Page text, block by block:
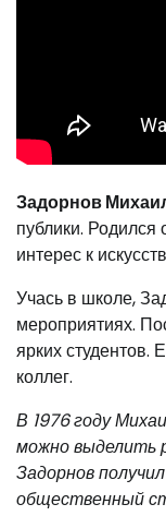
Задорнов
публики. Родился
интерес к
Учась в школе,
мероприятиях.
ярких студентов.
коллег.
В 1976 году
можно выделить
Задорнов
общественный